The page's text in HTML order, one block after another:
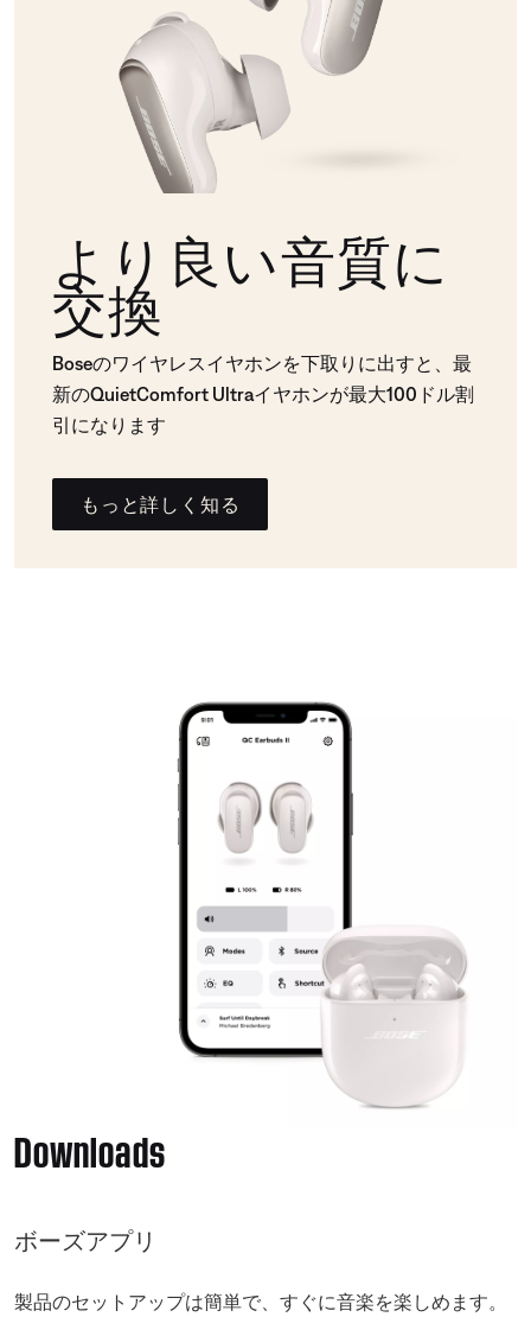
より良い音質に
交換
Boseのワイヤレスイヤホンを下取りに出すと、最
新のQuietComfort Ultraイヤホンが最大100ドル割
引になります
もっと詳しく知る
Downloads
ボーズアプリ
製品のセットアップは簡単で、すぐに音楽を楽しめます。